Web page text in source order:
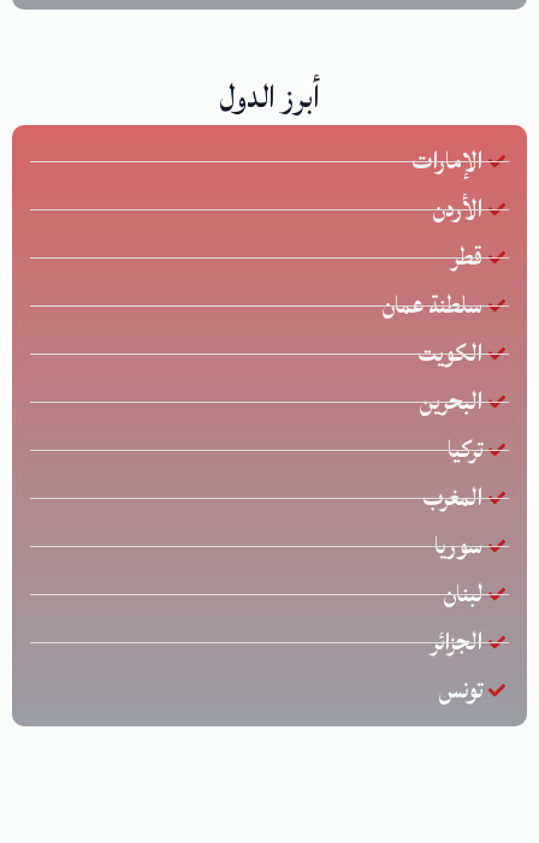
أبرز الدول
الإمارات
الأردن
قطر
سلطنة عمان
الكويت
البحرين
تركيا
المغرب
سوريا
لبنان
الجزائر
تونس